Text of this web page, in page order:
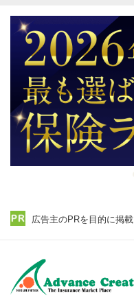
広告主のPRを目的に掲